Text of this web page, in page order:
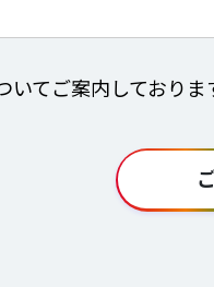
いてご案内しており